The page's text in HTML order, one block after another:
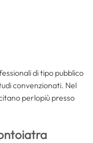
di tipo pubblico
convenzionati. Nel
perlopiù presso